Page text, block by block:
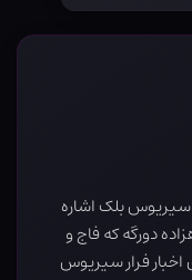
سیریوس بلک اشاره
دورگه که فاج و
فرار سیریوس